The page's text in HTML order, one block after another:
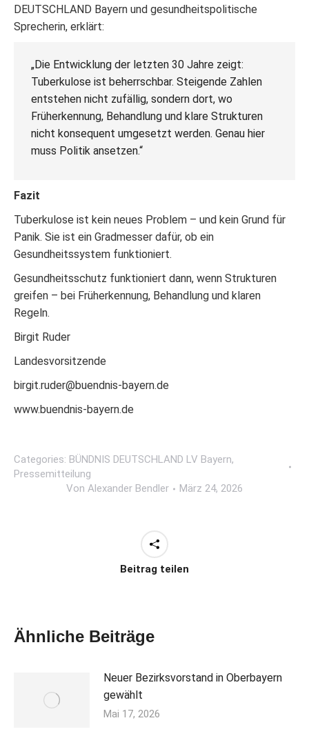
DEUTSCHLAND Bayern und gesundheitspolitische
Sprecherin, erklärt:
„Die Entwicklung der letzten 30 Jahre zeigt:
Tuberkulose ist beherrschbar. Steigende Zahlen
entstehen nicht zufällig, sondern dort, wo
Früherkennung, Behandlung und klare Strukturen
nicht konsequent umgesetzt werden. Genau hier
muss Politik ansetzen.“
Fazit
Tuberkulose ist kein neues Problem – und kein Grund für
Panik. Sie ist ein Gradmesser dafür, ob ein
Gesundheitssystem funktioniert.
Gesundheitsschutz funktioniert dann, wenn Strukturen
greifen – bei Früherkennung, Behandlung und klaren
Regeln.
Birgit Ruder
Landesvorsitzende
birgit.ruder@buendnis-bayern.de
www.buendnis-bayern.de
Categories: BÜNDNIS DEUTSCHLAND LV Bayern,
Pressemitteilung
Von Alexander Bendler März 24, 2026
Beitrag teilen
Ähnliche Beiträge
Neuer Bezirksvorstand in Oberbayern
gewählt
Mai 17, 2026